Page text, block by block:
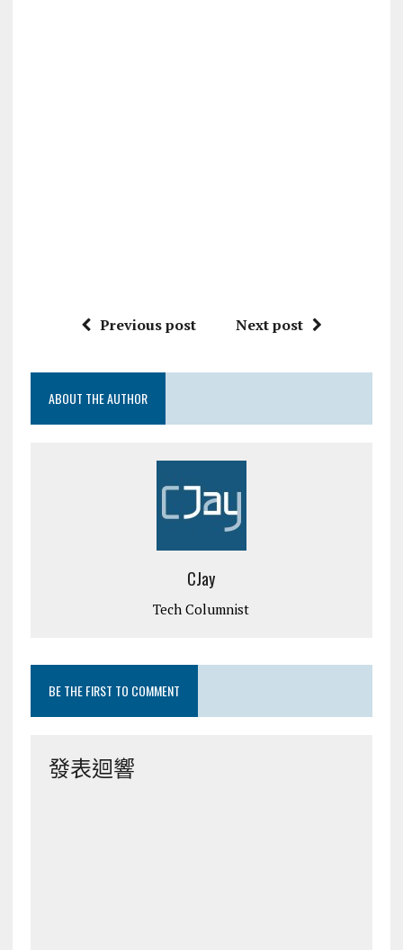
Previous post Next post
ABOUT THE AUTHOR
CJay
Tech Columnist
BE THE FIRST TO COMMENT
發表迴響